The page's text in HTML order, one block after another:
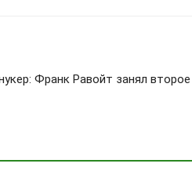
Франк Равойт занял